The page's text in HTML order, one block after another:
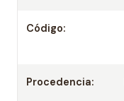
Código:
Procedencia: